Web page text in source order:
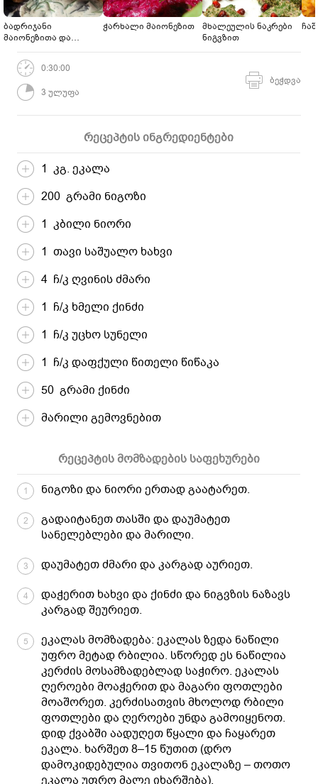
ბადრიჯანი
მაიონეზითა და
ჭარხალი მაიონეზით
მხალეულის ნაკრები
ნიგვზით
0:30:00
3 ულუფა
ბეჭდვა
რეცეპტის ინგრედიენტები
1 კგ. ეკალა
200 გრამი ნიგოზი
1 კბილი ნიორი
1 თავი საშუალო ხახვი
4 ჩ/კ ღვინის ძმარი
1 ჩ/კ ხმელი ქინძი
1 ჩ/კ უცხო სუნელი
1 ჩ/კ დაფქული წითელი წიწაკა
50 გრამი ქინძი
მარილი გემოვნებით
რეცეპტის მომზადების საფეხურები
1 ნიგოზი და ნიორი ერთად გაატარეთ.
2
გადაიტანეთ თასში და დაუმატეთ
სანელებლები და მარილი.
3 დაუმატეთ ძმარი და კარგად აურიეთ.
4
დაჭერით ხახვი და ქინძი და ნიგვზის ნაზავს
კარგად შეურიეთ.
5
ეკალას მომზადება: ეკალას ზედა ნაწილი
უფრო მეტად რბილია. სწორედ ეს ნაწილია
კერძის მოსამზადებლად საჭირო. ეკალას
ღეროები მოაჭერით და მაგარი ფოთლები
მოაშორეთ. კერძისათვის მხოლოდ რბილი
ფოთლები და ღეროები უნდა გამოიყენოთ.
დიდ ქვაბში აადუღეთ წყალი და ჩაყარეთ
ეკალა. ხარშეთ 8–15 წუთით (დრო
დამოკიდებულია თვითონ ეკალაზე – თოთო
ეკალა უფრო მალე იხარშება).